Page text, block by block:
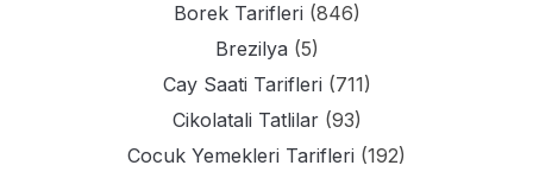
Borek Tarifleri (846)
Brezilya (5)
Cay Saati Tarifleri (711)
Cikolatali Tatlilar(93)
Cocuk Yemekleri Tarifleri (192)